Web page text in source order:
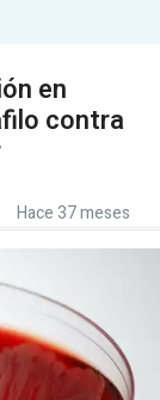
en
contra
Hace 37 meses